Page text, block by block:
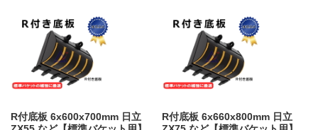
R付底板 6x600x700mm 日立
R付底板 6x660x800mm 日立